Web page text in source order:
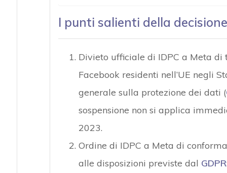
I punti salienti della decisione
Divieto ufficiale di IDPC a Meta
Facebook residenti nell’UE negli
generale sulla protezione dei dati (
sospensione non si applica
2023.
Ordine di IDPC a Meta di
alle disposizioni previste dal GDPR